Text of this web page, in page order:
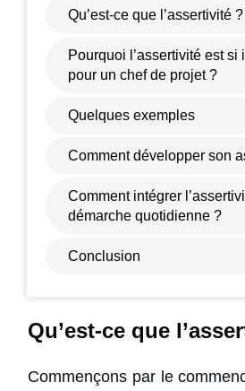
Qu’est-ce que l’assertivité ?
Pourquoi l’assertivité est si
pour un chef de projet ?
Quelques exemples
Comment développer son
Comment intégrer
démarche quotidienne ?
Conclusion
Qu’est-ce que
Commençons par le